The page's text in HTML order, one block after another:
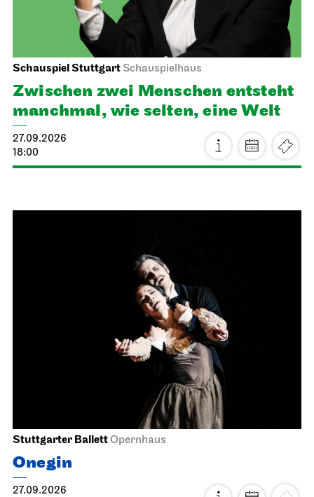
Schauspiel Stuttgart Schauspielhaus
Zwischen zwei Menschen ent­steht
manch­mal, wie selten, eine Welt
27.09.2026
18:00
Stuttgarter BallettOpernhaus
Onegin
27.09.2026